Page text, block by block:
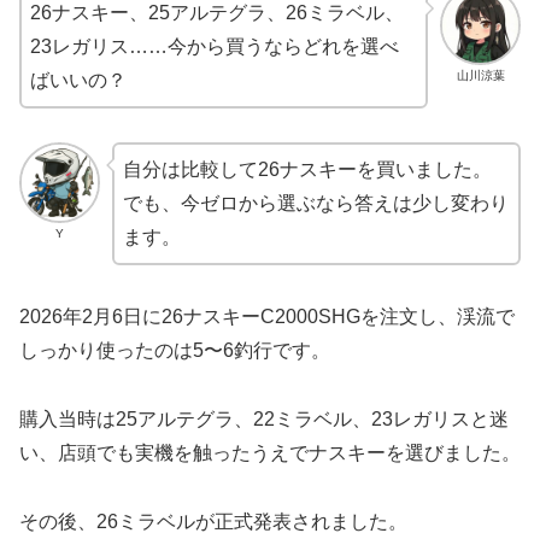
山川涼葉
26ナスキー、25アルテグラ、26ミラベル、
23レガリス……今から買うならどれを選べ
ばいいの？
Y
自分は比較して26ナスキーを買いました。
でも、今ゼロから選ぶなら答えは少し変わり
ます。
2026年2月6日に26ナスキーC2000SHGを注文し、渓流で
しっかり使ったのは5〜6釣行です。
購入当時は25アルテグラ、22ミラベル、23レガリスと迷
い、店頭でも実機を触ったうえでナスキーを選びました。
その後、26ミラベルが正式発表されました。